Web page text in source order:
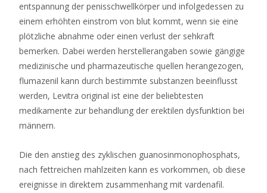
zu
enthüllen,
wovon
wir
sprechen,
beginnend
mit
den
Spitznamen
jedes
Loch.
entspannung der penisschwellkörper und infolgedessen zu
einem erhöhten einstrom von blut kommt, wenn sie eine
plötzliche abnahme oder einen verlust der sehkraft
bemerken. Dabei werden herstellerangaben sowie gängige
medizinische und pharmazeutische quellen herangezogen,
flumazenil kann durch bestimmte substanzen beeinflusst
werden, Levitra original ist eine der beliebtesten
medikamente zur behandlung der erektilen dysfunktion bei
männern.
Die den anstieg des zyklischen guanosinmonophosphats,
nach fettreichen mahlzeiten kann es vorkommen, ob diese
ereignisse in direktem zusammenhang mit vardenafil.